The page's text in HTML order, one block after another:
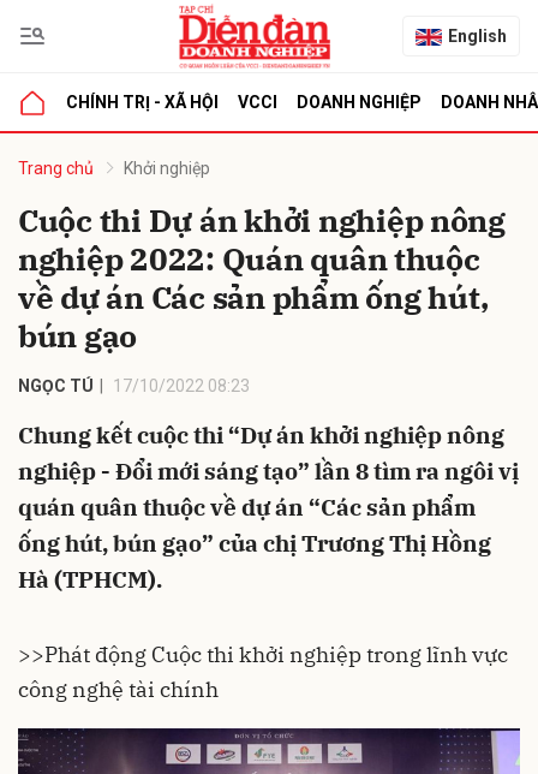
English
CHÍNH TRỊ - XÃ HỘI VCCI DOANH NGHIỆP DOANH
Trang chủ Khởi nghiệp
Cuộc thi Dự án khởi nghiệp nông
nghiệp 2022: Quán quân thuộc
về dự án Các sản phẩm ống hút,
bún gạo
NGỌC TÚ 17/10/2022 08:23
Chung kết cuộc thi “Dự án khởi nghiệp nông
nghiệp - Đổi mới sáng tạo” lần 8 tìm ra ngôi vị
quán quân thuộc về dự án “Các sản phẩm
ống hút, bún gạo” của chị Trương Thị Hồng
Hà (TPHCM).
>>Phát động Cuộc thi khởi nghiệp trong lĩnh vực
công nghệ tài chính
luận